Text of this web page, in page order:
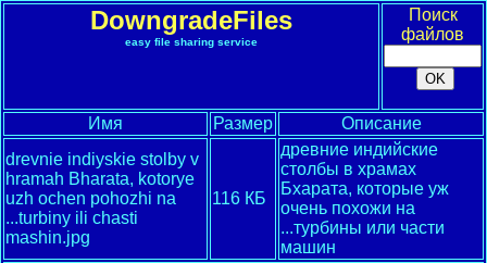
DowngradeFiles
easy file sharing service
Поиск
файлов
Имя Размер
Описание
drevnie indiyskie stolby v
hramah Bharata, kotorye
uzh ochen pohozhi na
...turbiny ili chasti
mashin.jpg
116 КБ
древние индийские
столбы в храмах
Бхарата, которые уж
очень похожи на
...турбины или части
машин